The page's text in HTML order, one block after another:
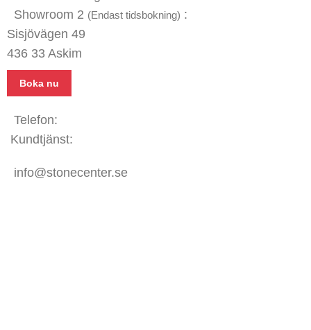
Showroom 2 (Endast tidsbokning) :
Sisjövägen 49
436 33 Askim
Boka nu
Telefon:
Kundtjänst:
info@stonecenter.se